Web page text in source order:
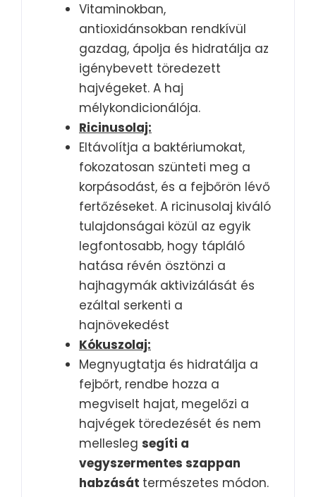
Vitaminokban,
antioxidánsokban rendkívül
gazdag, ápolja és hidratálja az
igénybevett töredezett
hajvégeket. A haj
mélykondicionálója.
Ricinusolaj:
Eltávolítja a baktériumokat,
fokozatosan szünteti meg a
korpásodást, és a fejbőrön lévő
fertőzéseket. A ricinusolaj kiváló
tulajdonságai közül az egyik
legfontosabb, hogy tápláló
hatása révén ösztönzi a
hajhagymák aktivizálását és
ezáltal serkenti a
hajnövekedést
Kókuszolaj:
Megnyugtatja és hidratálja a
fejbőrt, rendbe hozza a
megviselt hajat, megelőzi a
hajvégek töredezését és nem
mellesleg segíti a
vegyszermentes szappan
habzását természetes módon.